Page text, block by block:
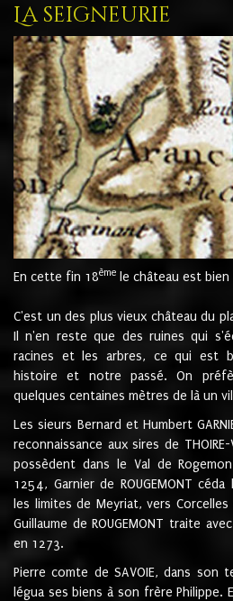
La seigneurie
En cette fin 18ème le château est bien
C'est un des plus vieux château du
Il n'en reste que des ruines qui
racines et les arbres, ce qui est
histoire et notre passé. On
quelques centaines mètres de là un
Les sieurs Bernard et Humbert
reconnaissance aux sires de
possèdent dans le Val de
1254, Garnier de ROUGEMONT
les limites de Meyriat, vers
Guillaume de ROUGEMONT traite
en 1273.
Pierre comte de SAVOIE, dans son
légua ses biens à son frère Philippe.